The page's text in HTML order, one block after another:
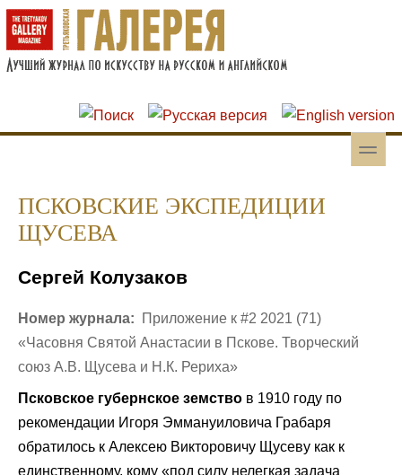
Перейти к основному содержанию
Skip to search
toggle
ПСКОВСКИЕ ЭКСПЕДИЦИИ
ЩУСЕВА
Сергей Колузаков
Номер журнала:
Приложение к #2 2021 (71)
«Часовня Святой Анастасии в Пскове. Творческий
союз А.В. Щусева и Н.К. Рериха»
Псковское губернское земство в 1910 году по
рекомендации Игоря Эммануиловича Грабаря
обратилось к Алексею Викторовичу Щусеву как к
единственному, кому «под силу нелегкая задача